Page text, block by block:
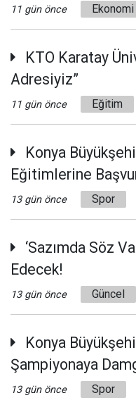
11 gün önce Ekonomi
KTO Karatay
Adresiyiz”
11 gün önce Eğitim
Konya
Eğitimlerine
13 gün önce Spor
‘Sazımda Söz
Edecek!
13 gün önce Güncel
Konya
Şampiyonaya
13 gün önce Spor